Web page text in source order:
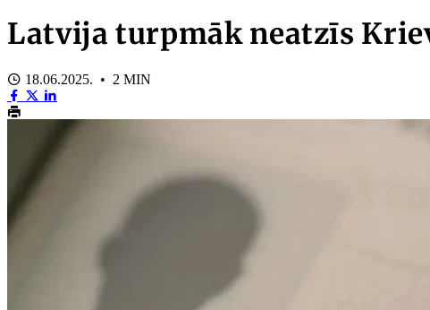
Latvija turpmāk neatzīs
18.06.2025. • 2 MIN